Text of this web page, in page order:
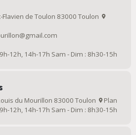
Flavien de Toulon 83000 Toulon
12h, 14h-17h Sam - Dim : 8h30-15h
du Mourillon 83000 Toulon
Plan
12h, 14h-17h Sam - Dim : 8h30-15h